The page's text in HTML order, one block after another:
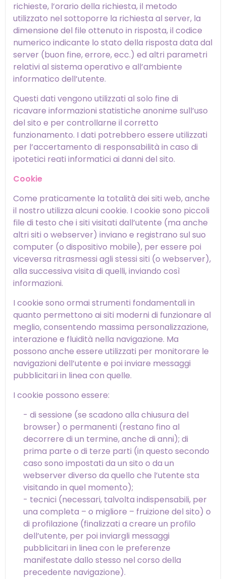
richieste, l’orario della richiesta, il metodo
utilizzato nel sottoporre la richiesta al server, la
dimensione del file ottenuto in risposta, il codice
numerico indicante lo stato della risposta data dal
server (buon fine, errore, ecc.) ed altri parametri
relativi al sistema operativo e all’ambiente
informatico dell’utente.
Questi dati vengono utilizzati al solo fine di
ricavare informazioni statistiche anonime sull’uso
del sito e per controllarne il corretto
funzionamento. I dati potrebbero essere utilizzati
per l’accertamento di responsabilità in caso di
ipotetici reati informatici ai danni del sito.
Cookie
Come praticamente la totalità dei siti web, anche
il nostro utilizza alcuni cookie. I cookie sono piccoli
file di testo che i siti visitati dall’utente (ma anche
altri siti o webserver) inviano e registrano sul suo
computer (o dispositivo mobile), per essere poi
viceversa ritrasmessi agli stessi siti (o webserver),
alla successiva visita di quelli, inviando così
informazioni.
I cookie sono ormai strumenti fondamentali in
quanto permettono ai siti moderni di funzionare al
meglio, consentendo massima personalizzazione,
interazione e fluidità nella navigazione. Ma
possono anche essere utilizzati per monitorare le
navigazioni dell’utente e poi inviare messaggi
pubblicitari in linea con quelle.
I cookie possono essere:
- di sessione (se scadono alla chiusura del
browser) o permanenti (restano fino al
decorrere di un termine, anche di anni); di
prima parte o di terze parti (in questo secondo
caso sono impostati da un sito o da un
webserver diverso da quello che l’utente sta
visitando in quel momento);
- tecnici (necessari, talvolta indispensabili, per
una completa – o migliore – fruizione del sito) o
di profilazione (finalizzati a creare un profilo
dell’utente, per poi inviargli messaggi
pubblicitari in linea con le preferenze
manifestate dallo stesso nel corso della
precedente navigazione).